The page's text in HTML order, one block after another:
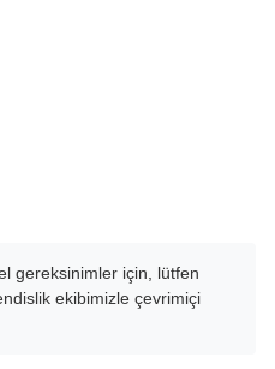
gereksinimler için, lütfen
ekibimizle çevrimiçi